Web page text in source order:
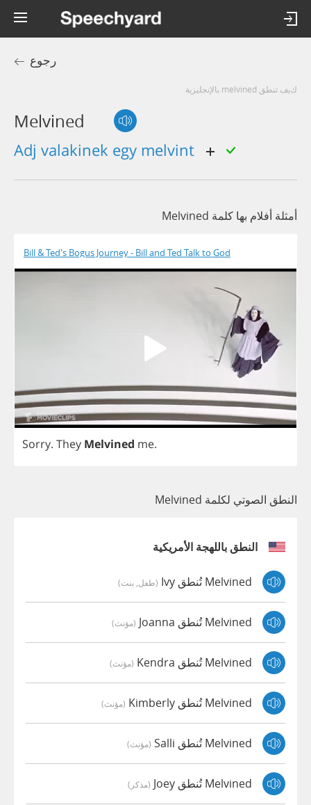
رجوع
كيف تنطق melvined بالإنجليزية
Melvined
adj valakinek egy melvint
أمثلة أفلام بها كلمة Melvined
Bill & Ted's Bogus Journey - Bill and Ted Talk to God
Sorry. They Melvined me.
النطق الصوتي لكلمة Melvined
النطق باللهجة الأمريكية
Melvined تُنطق Ivy (طفل, بنت)
Melvined تُنطق Joanna (مؤنث)
Melvined تُنطق Kendra (مؤنث)
Melvined تُنطق Kimberly (مؤنث)
Melvined تُنطق Salli (مؤنث)
Melvined تُنطق Joey (مذكر)